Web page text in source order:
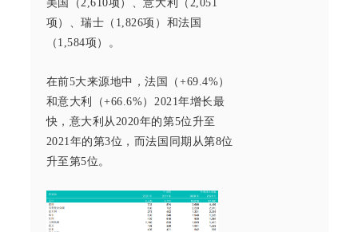
美国（2,610项）、意大利（2,051
项）、瑞士（1,826项）和法国
（1,584项）。
在前5大来源地中，法国（+69.4%）
和意大利（+66.6%）2021年增长最
快，意大利从2020年的第5位升至
2021年的第3位，而法国同期从第8位
升至第5位。